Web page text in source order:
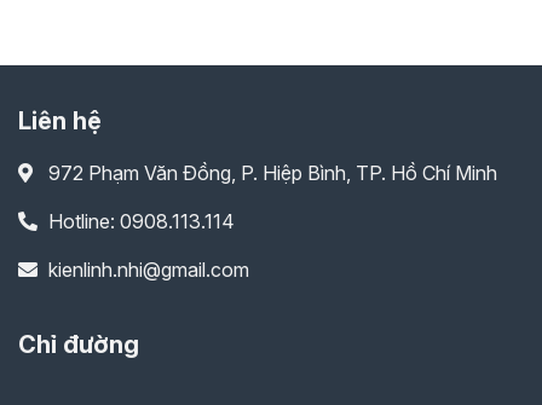
Liên hệ
972 Phạm Văn Đồng, P. Hiệp Bình, TP. Hồ Chí Minh
Hotline: 0908.113.114
kienlinh.nhi@gmail.com
Chỉ đường